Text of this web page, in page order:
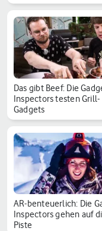
Das gibt Beef: Die
Inspectors testen Grill-
Gadgets
AR-benteuerlich: Die
Inspectors gehen auf
Piste